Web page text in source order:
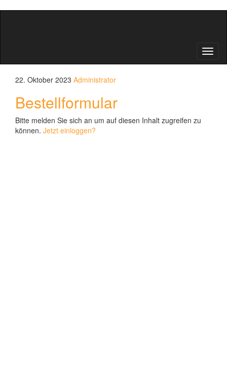
22. Oktober 2023 Administrator
Bestellformular
Bitte melden Sie sich an um auf diesen Inhalt zugreifen zu
können. Jetzt einloggen?